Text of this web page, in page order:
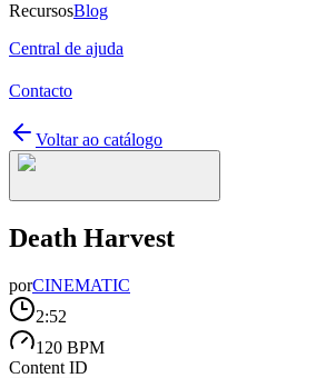
RecursosBlog
Central de ajuda
Contacto
Voltar ao catálogo
Death Harvest
porCINEMATIC
2:52
120 BPM
Content ID